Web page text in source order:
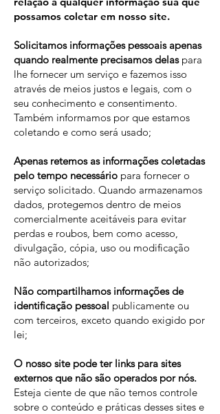
possamos coletar em nosso site.
Solicitamos informações pessoais apenas
quando realmente precisamos delaspara
lhe fornecer um serviço e fazemos isso
através de meios justos e legais, com o
seu conhecimento e consentimento.
Também informamos por que estamos
coletando e como será usado;
Apenas retemos as informações coletadas
pelo tempo necessário para fornecer o
serviço solicitado. Quando armazenamos
dados, protegemos dentro de meios
comercialmente aceitáveis ​​para evitar
perdas e roubos, bem como acesso,
divulgação, cópia, uso ou modificação
não autorizados;
Não compartilhamos informações de
identificação pessoal publicamente ou
com terceiros, exceto quando exigido por
lei;
O nosso site pode ter links para sites
externos que não são operados por nós.
Esteja ciente de que não temos controle
sobre o conteúdo e práticas desses sites e